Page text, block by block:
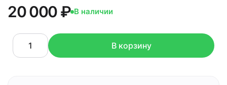
20 000 ₽ В наличии
В корзину